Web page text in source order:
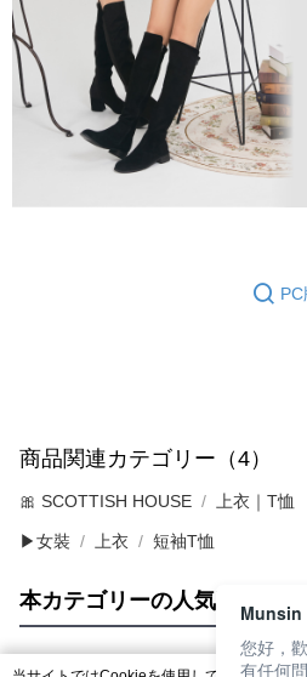
商品関連カテゴリー（4）
🎀 SCOTTISH HOUSE 上衣｜T恤
▶女裝 上衣 短袖T恤
本カテゴリーの人気商品 サ
Munsin
您好，
有任何